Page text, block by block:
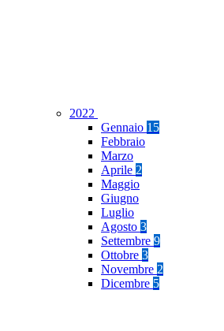
2022
Gennaio 15
Febbraio
Marzo
Aprile 2
Maggio
Giugno
Luglio
Agosto 3
Settembre 9
Ottobre 3
Novembre 2
Dicembre 5